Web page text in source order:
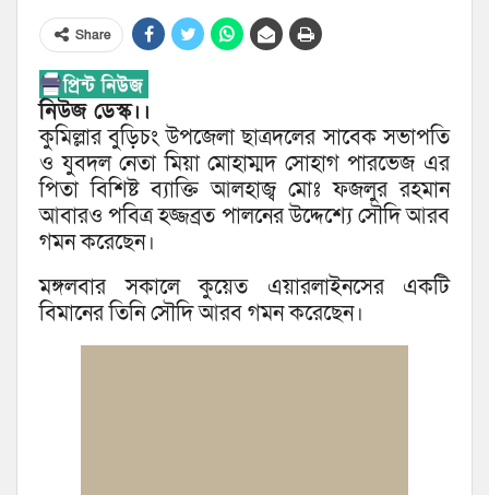
Share
নিউজ ডেস্ক।।
কুমিল্লার বুড়িচং উপজেলা ছাত্রদলের সাবেক সভাপতি
ও যুবদল নেতা মিয়া মোহাম্মদ সোহাগ পারভেজ এর
পিতা বিশিষ্ট ব্যাক্তি আলহাজ্ব মোঃ ফজলুর রহমান
আবারও পবিত্র হজ্জব্রত পালনের উদ্দেশ্যে সৌদি আরব
গমন করেছেন।
মঙ্গলবার সকালে কুয়েত এয়ারলাইনসের একটি
বিমানের তিনি সৌদি আরব গমন করেছেন।